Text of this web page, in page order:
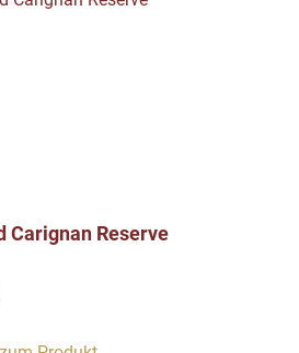
Carignan Reserve